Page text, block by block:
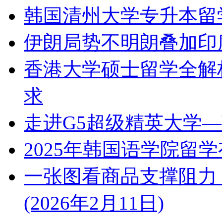
韩国清州大学专升本
伊朗局势不明朗叠加
香港大学硕士留学全
求
走进G5超级精英大学
2025年韩国语学院留
一张图看商品支撑阻
(2026年2月11日)